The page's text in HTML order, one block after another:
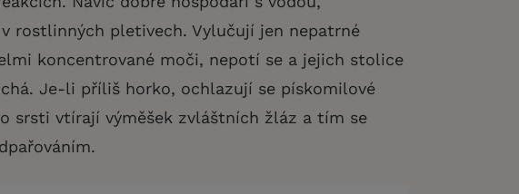
v rostlinných pletivech. Vylučují jen nepatrné
koncentrované moči, nepotí se a jejich stolice
Je-li příliš horko, ochlazují se pískomilové
srsti vtírají výměšek zvláštních žláz a tím se